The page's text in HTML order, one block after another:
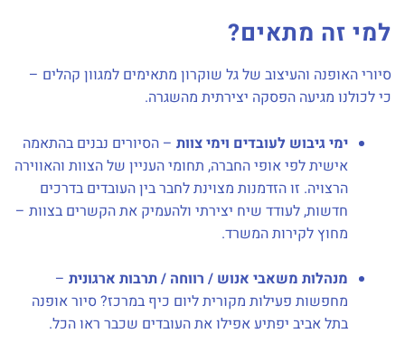
למי זה מתאים?
סיורי האופנה והעיצוב של גל שוקרון מתאימים למגוון קהלים –
כי לכולנו מגיעה הפסקה יצירתית מהשגרה.
ימי גיבוש לעובדים וימי צוות – הסיורים נבנים בהתאמה
אישית לפי אופי החברה, תחומי העניין של הצוות והאווירה
הרצויה. זו הזדמנות מצוינת לחבר בין העובדים בדרכים
חדשות, לעודד שיח יצירתי ולהעמיק את הקשרים בצוות –
מחוץ לקירות המשרד.
מנהלות משאבי אנוש / רווחה / תרבות ארגונית –
מחפשות פעילות מקורית ליום כיף במרכז? סיור אופנה
בתל אביב יפתיע אפילו את העובדים שכבר ראו הכל.